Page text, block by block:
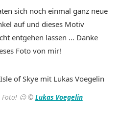
sich noch einmal ganz neue
auf und dieses Motiv
entgehen lassen … Danke
Foto von mir!
Foto! 😉 © Lukas Voegelin